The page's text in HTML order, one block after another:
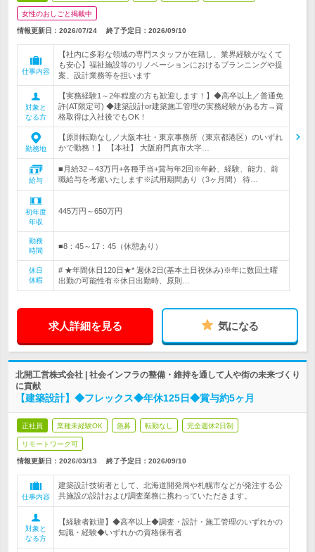
女性のおしごと掲載中
情報更新日：2026/07/24 終了予定日： 2026/09/10
仕事内容
【社内に多彩な領域の専門スタッフが在籍し、業界経験がなくて
も安心】福祉施設等のリノベーションにおけるプランニングや提
案、設計業務等を担います
対象と
なる方
【実務経験1～2年程度の方も歓迎します！】◆高卒以上／普通免
許(AT限定可) ◆建築設計or建築施工管理の実務経験がある方→資
格取得は入社後でもOK！
勤務地
【原則転勤なし／大阪本社・東京事務所（東京都港区）のいずれ
かで勤務！】 【本社】 大阪府門真市大字…
給与
■月給32～43万円+各種手当+賞与年2回※年齢、経験、能力、前
職給与を考慮いたします※試用期間あり（3ヶ月間） 待…
初年度
年収
445万円～650万円
勤務
時間
■8：45～17：45（休憩あり）
休日
休暇
# ★年間休日120日★* 週休2日(基本土日祝休み)※年に数回土曜
出勤の可能性有※休日出勤時、原則…
求人詳細を見る 気になる
北開工営株式会社 | 社会インフラの整備・維持を通して人や街の未来づくり
に貢献
【建築設計】◆フレックス◆年休125日◆賞与約5ヶ月
正社員 業種未経験OK 急募 転勤なし 完全週休2日制
リモートワーク可
情報更新日：2026/03/13 終了予定日： 2026/09/10
仕事内容
建築設計技術者として、北海道開発局や札幌市などが発注する公
共施設の設計および調査業務に携わっていただきます。
対象と
なる方
【経験者歓迎】◆高卒以上◆調査・設計・施工管理のいずれかの
知識・経験◆いずれかの資格保有者